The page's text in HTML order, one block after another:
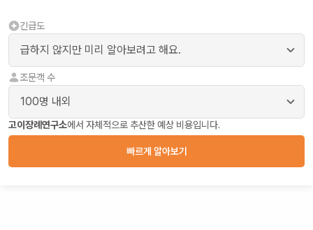
긴급도
조문객 수
고이장례연구소에서 자체적으로 추산한 예상 비용입니다.
빠르게 알아보기